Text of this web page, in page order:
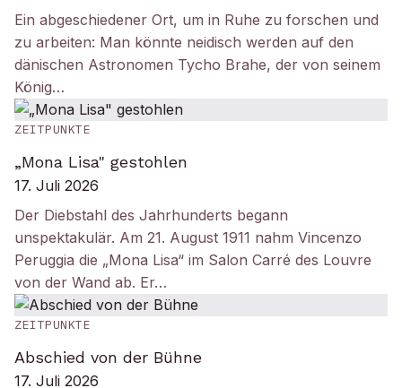
Ein abgeschiedener Ort, um in Ruhe zu forschen und
zu arbeiten: Man könnte neidisch werden auf den
dänischen Astronomen Tycho Brahe, der von seinem
König…
ZEITPUNKTE
„Mona Lisa" gestohlen
17. Juli 2026
Der Diebstahl des Jahrhunderts begann
unspektakulär. Am 21. August 1911 nahm Vincenzo
Peruggia die „Mona Lisa“ im Salon Carré des Louvre
von der Wand ab. Er…
ZEITPUNKTE
Abschied von der Bühne
17. Juli 2026